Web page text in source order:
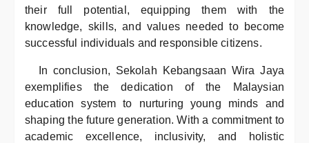
their full potential, equipping them with the
knowledge, skills, and values needed to become
successful individuals and responsible citizens.
In conclusion, Sekolah Kebangsaan Wira Jaya
exemplifies the dedication of the Malaysian
education system to nurturing young minds and
shaping the future generation. With a commitment to
academic excellence, inclusivity, and holistic